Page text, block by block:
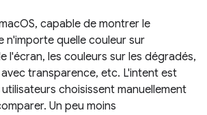
capable de montrer le
n'importe quelle couleur sur
l'écran, les couleurs sur les dégradés,
transparence, etc. L'intent est
choisissent manuellement
Un peu moins